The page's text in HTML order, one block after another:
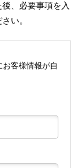
、必要事項を入
い。
客様情報が自